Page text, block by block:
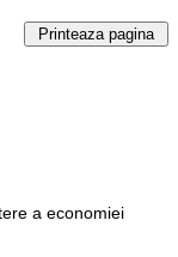
a economiei